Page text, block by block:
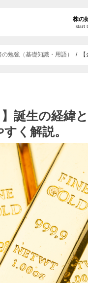
株の
start
の勉強（基礎知識・用語）
】誕生の経緯
く解説。